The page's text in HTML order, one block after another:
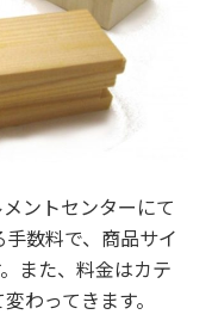
ントセンターにて
数料で、商品サイ
また、料金はカテ
わってきます。